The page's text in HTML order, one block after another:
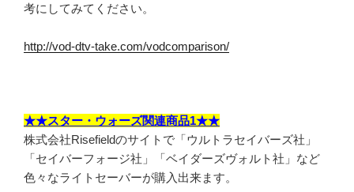
考にしてみてください。
http://vod-dtv-take.com/vodcomparison/
★★スター・ウォーズ関連商品1★★
株式会社Risefieldのサイトで「ウルトラセイバーズ社」
「セイバーフォージ社」「ベイダーズヴォルト社」など
色々なライトセーバーが購入出来ます。